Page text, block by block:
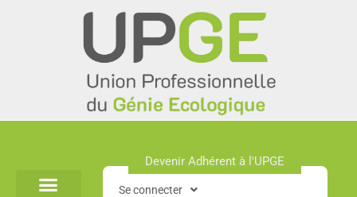
Devenir Adhérent à l'UPGE​
Se connecter